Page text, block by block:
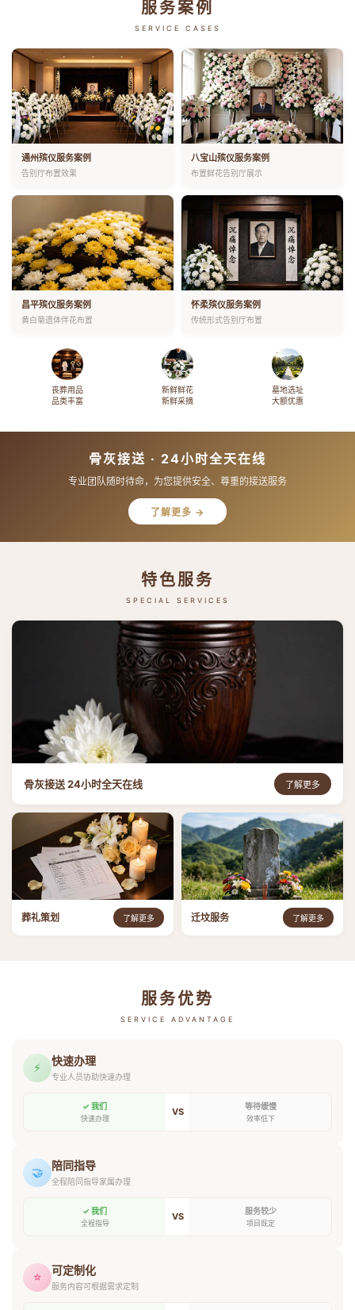
服务案例
SERVICE CASES
通州殡仪服务案例
告别厅布置效果
八宝山殡仪服务案例
布置鲜花告别厅展示
昌平殡仪服务案例
黄白菊遗体伴花布置
怀柔殡仪服务案例
传统形式告别厅布置
丧葬用品
品类丰富
新鲜鲜花
新鲜采摘
墓地选址
大额优惠
骨灰接送 · 24小时全天在线
专业团队随时待命，为您提供安全、尊重的接送服务
了解更多 →
特色服务
SPECIAL SERVICES
骨灰接送 24小时全天在线 了解更多
葬礼策划 了解更多 迁坟服务 了解更多
服务优势
SERVICE ADVANTAGE
⚡ 快速办理
专业人员协助快速办理
✓ 我们
快速办理
VS 等待缓慢
效率低下
🤝 陪同指导
全程陪同指导家属办理
✓ 我们
全程指导
VS 服务较少
项目既定
⭐ 可定制化
服务内容可根据需求定制